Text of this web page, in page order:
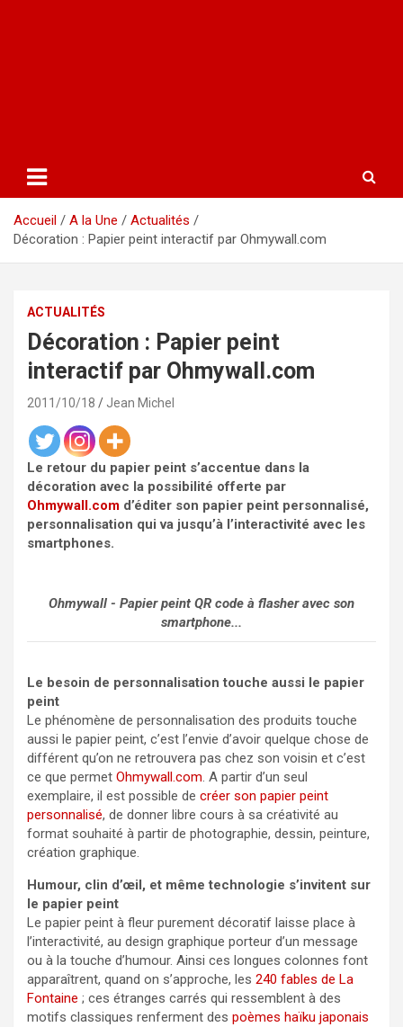
Accueil A la Une
Actualités
Décoration : Papier peint interactif par Ohmywall.com
ACTUALITÉS
Décoration : Papier peint
interactif par Ohmywall.com
2011/10/18 Jean Michel
Le retour du papier peint s’accentue dans la
décoration avec la possibilité offerte par
Ohmywall.com d’éditer son papier peint personnalisé,
personnalisation qui va jusqu’à l’interactivité avec les
smartphones.
Ohmywall - Papier peint QR code à flasher avec son
smartphone...
Le besoin de personnalisation touche aussi le papier
peint
Le phénomène de personnalisation des produits touche
aussi le papier peint, c’est l’envie d’avoir quelque chose de
différent qu’on ne retrouvera pas chez son voisin et c’est
ce que permet Ohmywall.com. A partir d’un seul
exemplaire, il est possible de créer son papier peint
personnalisé, de donner libre cours à sa créativité au
format souhaité à partir de photographie, dessin, peinture,
création graphique.
Humour, clin d’œil, et même technologie s’invitent sur
le papier peint
Le papier peint à fleur purement décoratif laisse place à
l’interactivité, au design graphique porteur d’un message
ou à la touche d’humour. Ainsi ces longues colonnes font
apparaîtrent, quand on s’approche, les 240 fables de La
Fontaine ; ces étranges carrés qui ressemblent à des
motifs classiques renferment des poèmes haïku japonais